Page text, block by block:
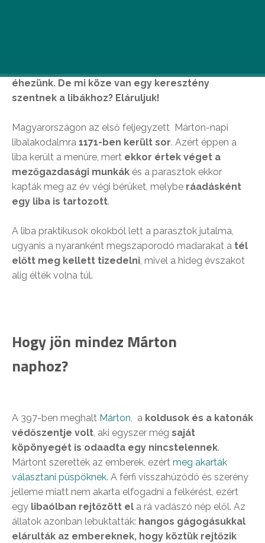
éhezünk. De mi köze van egy keresztény
szentnek a libákhoz? Eláruljuk!
Magyarországon az első feljegyzett Márton-napi
libalakodalmra 1171-ben került sor. Azért éppen a
liba került a menüre, mert ekkor értek véget a
mezőgazdasági munkák és a parasztok ekkor
kapták meg az év végi bérüket, melybe ráadásként
egy liba is tartozott.
A liba praktikusok okokból lett a parasztok jutalma,
ugyanis a nyaranként megszaporodó madarakat a tél
előtt meg kellett tizedelni, mivel a hideg évszakot
alig élték volna túl.
Hogy jön mindez Márton
naphoz?
A 397-ben meghalt Márton, a koldusok és a katonák
védőszentje volt, aki egyszer még saját
köpönyegét is odaadta egy nincstelennek.
Mártont szerették az emberek, ezért meg akarták
választani püspöknek. A férfi visszahúzódó és szerény
jelleme miatt nem akarta elfogadni a felkérést, ezért
egy libaólban rejtőzött el a rá vadászó nép elől. Az
állatok azonban lebuktatták: hangos gágogásukkal
elárulták az embereknek, hogy köztük rejtőzik